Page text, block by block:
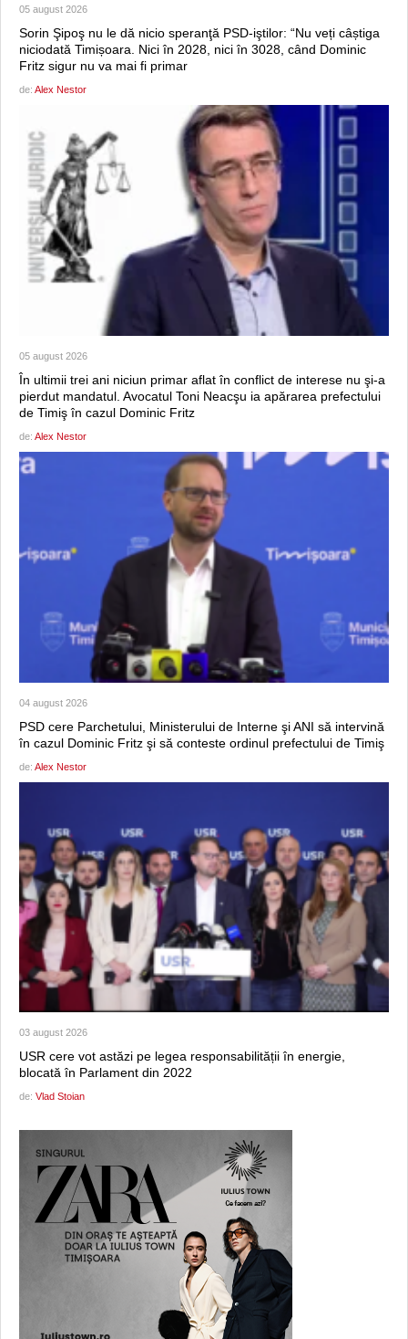
05 august 2026
Sorin Şipoş nu le dă nicio speranţă PSD-iştilor: “Nu veți câștiga
niciodată Timișoara. Nici în 2028, nici în 3028, când Dominic
Fritz sigur nu va mai fi primar
de: Alex Nestor
05 august 2026
În ultimii trei ani niciun primar aflat în conflict de interese nu şi-a
pierdut mandatul. Avocatul Toni Neacşu ia apărarea prefectului
de Timiş în cazul Dominic Fritz
de: Alex Nestor
04 august 2026
PSD cere Parchetului, Ministerului de Interne şi ANI să intervină
în cazul Dominic Fritz şi să conteste ordinul prefectului de Timiş
de: Alex Nestor
03 august 2026
USR cere vot astăzi pe legea responsabilității în energie,
blocată în Parlament din 2022
de: Vlad Stoian